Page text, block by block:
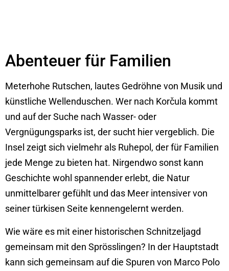
Abenteuer für Familien
Meterhohe Rutschen, lautes Gedröhne von Musik und
künstliche Wellenduschen. Wer nach Korčula kommt
und auf der Suche nach Wasser- oder
Vergnügungsparks ist, der sucht hier vergeblich. Die
Insel zeigt sich vielmehr als Ruhepol, der für Familien
jede Menge zu bieten hat. Nirgendwo sonst kann
Geschichte wohl spannender erlebt, die Natur
unmittelbarer gefühlt und das Meer intensiver von
seiner türkisen Seite kennengelernt werden.
Wie wäre es mit einer historischen Schnitzeljagd
gemeinsam mit den Sprösslingen? In der Hauptstadt
kann sich gemeinsam auf die Spuren von Marco Polo